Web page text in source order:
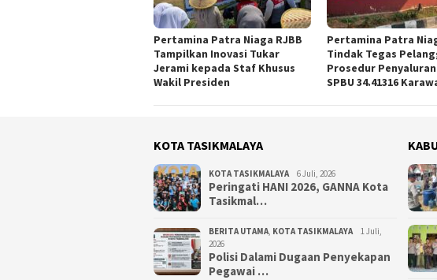
Pertamina Patra Niaga RJBB
Tampilkan Inovasi Tukar
Jerami kepada Staf Khusus
Wakil Presiden
Pertamina Patra
Tindak Tegas
Prosedur Penyaluran
SPBU 34.41316
KOTA TASIKMALAYA
KOTA TASIKMALAYA 6 Juli, 2026
Peringati HANI 2026, GANNA Kota
Tasikmal…
BERITA UTAMA, KOTA TASIKMALAYA
1 Juli,
2026
Polisi Dalami Dugaan Penyekapan
Pegawai …